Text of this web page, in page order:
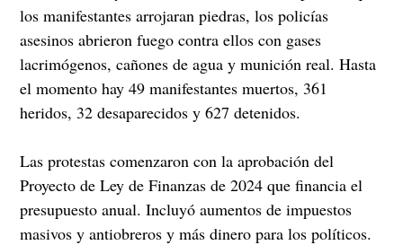
los manifestantes arrojaran piedras, los policías
asesinos abrieron fuego contra ellos con gases
lacrimógenos, cañones de agua y munición real. Hasta
el momento hay 49 manifestantes muertos, 361
heridos, 32 desaparecidos y 627 detenidos.
Las protestas comenzaron con la aprobación del
Proyecto de Ley de Finanzas de 2024 que financia el
presupuesto anual. Incluyó aumentos de impuestos
masivos y antiobreros y más dinero para los políticos.